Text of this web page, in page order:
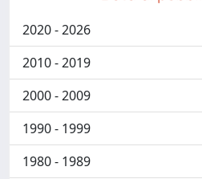
2020 - 2026
2010 - 2019
2000 - 2009
1990 - 1999
1980 - 1989